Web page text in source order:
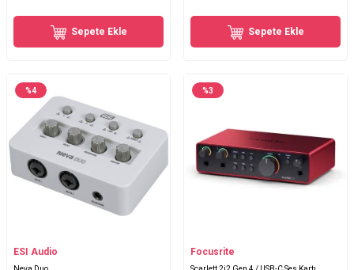
Sepete Ekle Sepete Ekle
%4
ESI Audio
%3
Focusrite